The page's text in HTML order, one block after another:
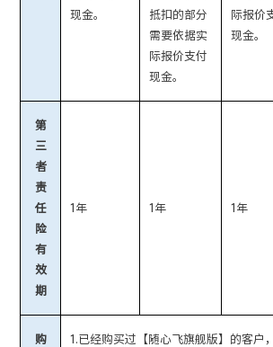
现金。
抵扣的部分
需要依据实
际报价支付
现金。
际报价
现金。
第
三
者
责
任
险
有
效
期
1年 1年 1年
购
1.已经购买过【随心飞旗舰版】的客户